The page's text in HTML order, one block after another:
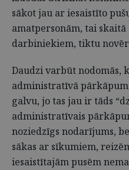
sākot jau ar iesaistīto
amatpersonām, tai
darbiniekiem, tiktu
Daudzi varbūt nodomās,
administratīvā
galvu, jo tas jau ir tāds
administratīvais
noziedzīgs nodarījums,
sākas ar sīkumiem,
iesaistītajām pusēm